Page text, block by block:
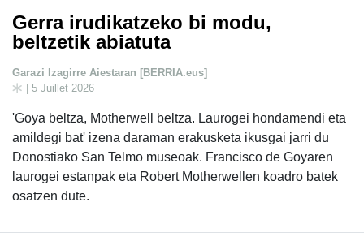
Gerra irudikatzeko bi modu,
beltzetik abiatuta
Garazi Izagirre Aiestaran [BERRIA.eus]
| 5 Juillet 2026
'Goya beltza, Motherwell beltza. Laurogei hondamendi eta
amildegi bat' izena daraman erakusketa ikusgai jarri du
Donostiako San Telmo museoak. Francisco de Goyaren
laurogei estanpak eta Robert Motherwellen koadro batek
osatzen dute.